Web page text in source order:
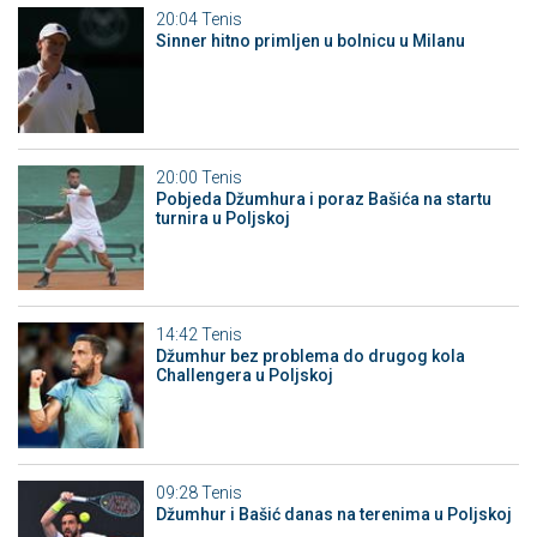
20:04Tenis
Sinner hitno primljen u bolnicu u Milanu
20:00 Tenis
Pobjeda Džumhura i poraz Bašića na startu
turnira u Poljskoj
14:42 Tenis
Džumhur bez problema do drugog kola
Challengera u Poljskoj
09:28Tenis
Džumhur i Bašić danas na terenima u Poljskoj